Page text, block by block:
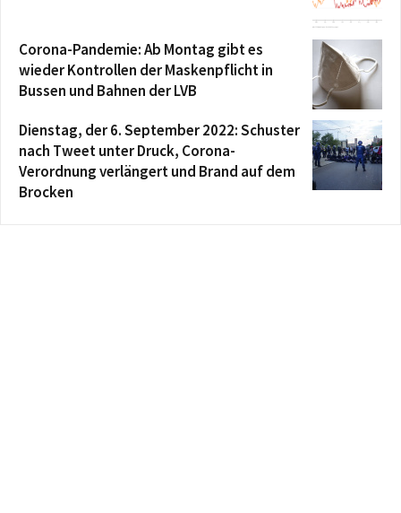
Corona-Pandemie: Ab Montag gibt es
wieder Kontrollen der Maskenpflicht in
Bussen und Bahnen der LVB
Dienstag, der 6. September 2022: Schuster
nach Tweet unter Druck, Corona-
Verordnung verlängert und Brand auf dem
Brocken